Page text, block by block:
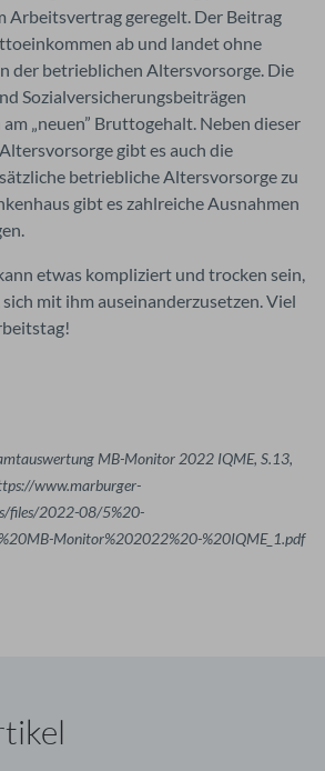
Arbeitsvertrag geregelt. Der Beitrag
ab und landet ohne
der betrieblichen Altersvorsorge. Die
Sozialversicherungsbeiträgen
„neuen” Bruttogehalt. Neben dieser
gibt es auch die
betriebliche Altersvorsorge zu
gibt es zahlreiche Ausnahmen
etwas kompliziert und trocken sein,
mit ihm auseinanderzusetzen. Viel
MB-Monitor 2022 IQME, S.13,
www.marburger-
files/2022-08/5%20-
Monitor%202022%20-%20IQME_1.pdf